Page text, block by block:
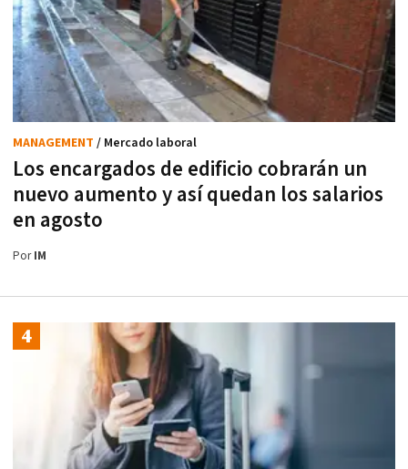
Los encargados de edificio cobrarán un
nuevo aumento y así quedan los salarios
en agosto
MANAGEMENT / Mercado laboral
PorIM